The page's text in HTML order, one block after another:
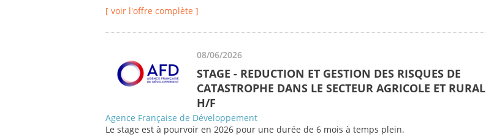
[ voir l'offre complète ]
08/06/2026
STAGE - REDUCTION ET GESTION DES RISQUES DE
CATASTROPHE DANS LE SECTEUR AGRICOLE ET RURAL
H/F
Agence Française de Développement
Le stage est à pourvoir en 2026 pour une durée de 6 mois à temps plein.